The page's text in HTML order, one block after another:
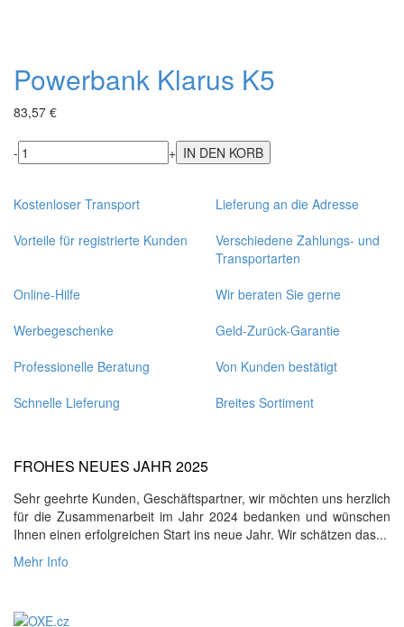
Powerbank Klarus K5
83,57 €
- +
Kostenloser Transport
Lieferung an die Adresse
Vorteile für registrierte Kunden
Verschiedene Zahlungs- und
Transportarten
Online-Hilfe
Wir beraten Sie gerne
Werbegeschenke
Geld-Zurück-Garantie
Professionelle Beratung
Von Kunden bestätigt
Schnelle Lieferung
Breites Sortiment
FROHES NEUES JAHR 2025
Sehr geehrte Kunden, Geschäftspartner, wir möchten uns herzlich
für die Zusammenarbeit im Jahr 2024 bedanken und wünschen
Ihnen einen erfolgreichen Start ins neue Jahr. Wir schätzen das...
Mehr Info